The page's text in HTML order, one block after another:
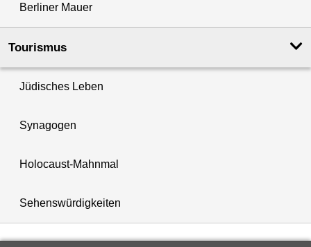
Berliner Mauer
Tourismus
Jüdisches Leben
Synagogen
Holocaust-Mahnmal
Sehenswürdigkeiten